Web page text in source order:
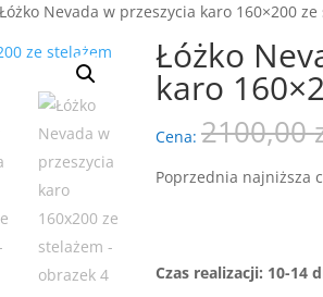
Nevada w przeszycia karo 160×200 ze
Łóżko
karo
Cena:2100,00
Poprzednia najniższa
Czas realizacji: 10-14